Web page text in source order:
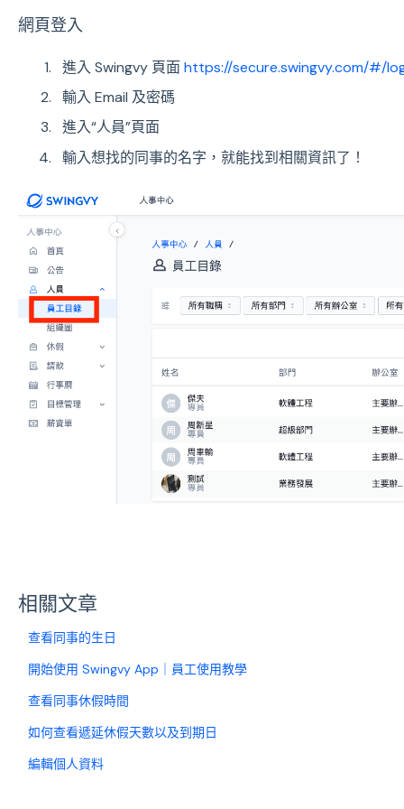
網頁登入
進入 Swingvy 頁面https://secure.swingvy.com/#/
輸入 Email 及密碼
進入“人員”頁面
輸入想找的同事的名字，就能找到相關資訊了！
相關文章
查看同事的生日
開始使用 Swingvy App｜員工使用教學
查看同事休假時間
如何查看遞延休假天數以及到期日
編輯個人資料